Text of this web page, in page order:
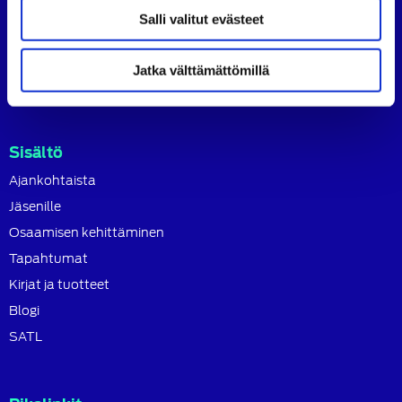
Salli valitut evästeet
Jatka välttämättömillä
tavoitteena on ylläpitää ja kehittää koko autoalan
osaamista ja ammattitaitoa.
Sisältö
Ajankohtaista
Jäsenille
Osaamisen kehittäminen
Tapahtumat
Kirjat ja tuotteet
Blogi
SATL